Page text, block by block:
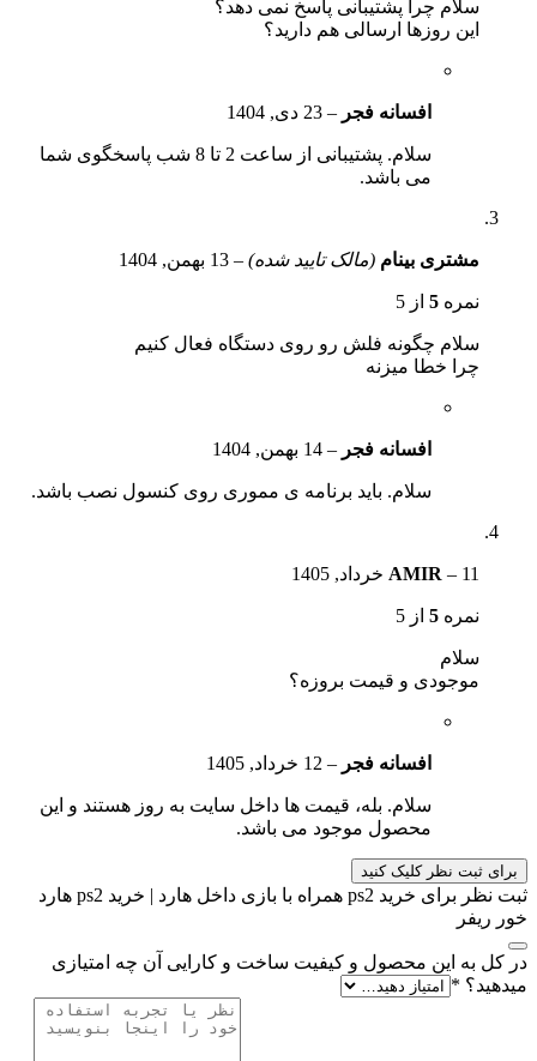
سلام چرا پشتیبانی پاسخ نمی دهد؟
این روزها ارسالی هم دارید؟
افسانه فجر– 23 دی, 1404
سلام. پشتیبانی از ساعت 2 تا 8 شب پاسخگوی شما
می باشد.
مشتری بینام(مالک تایید شده) – 13 بهمن, 1404
نمره5از 5
سلام چگونه فلش رو روی دستگاه فعال کنیم
چرا خطا میزنه
افسانه فجر– 14 بهمن, 1404
سلام. باید برنامه ی مموری روی کنسول نصب باشد.
AMIR–
نمره5از 5
سلام
موجودی و قیمت بروزه؟
افسانه فجر– 12 خرداد, 1405
سلام. بله، قیمت ها داخل سایت به روز هستند و این
محصول موجود می باشد.
ثبت نظر کلیک کنید
ثبت نظر برای خرید ps2 همراه با بازی داخل هارد | خرید ps2 هارد
ریفر
کل به این محصول و کیفیت ساخت و کارایی آن چه امتیازی
*